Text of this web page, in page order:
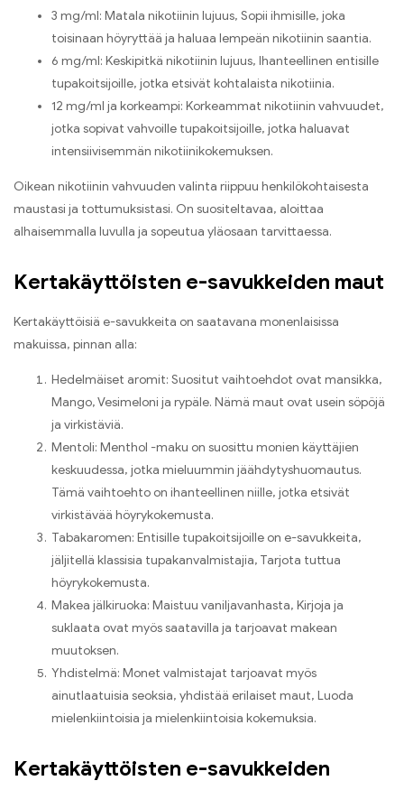
3 mg/ml: Matala nikotiinin lujuus, Sopii ihmisille, joka
toisinaan höyryttää ja haluaa lempeän nikotiinin saantia.
6 mg/ml: Keskipitkä nikotiinin lujuus, Ihanteellinen entisille
tupakoitsijoille, jotka etsivät kohtalaista nikotiinia.
12 mg/ml ja korkeampi: Korkeammat nikotiinin vahvuudet,
jotka sopivat vahvoille tupakoitsijoille, jotka haluavat
intensiivisemmän nikotiinikokemuksen.
Oikean nikotiinin vahvuuden valinta riippuu henkilökohtaisesta
maustasi ja tottumuksistasi. On suositeltavaa, aloittaa
alhaisemmalla luvulla ja sopeutua yläosaan tarvittaessa.
Kertakäyttöisten e-savukkeiden maut
Kertakäyttöisiä e-savukkeita on saatavana monenlaisissa
makuissa, pinnan alla:
Hedelmäiset aromit: Suositut vaihtoehdot ovat mansikka,
Mango, Vesimeloni ja rypäle. Nämä maut ovat usein söpöjä
ja virkistäviä.
Mentoli: Menthol -maku on suosittu monien käyttäjien
keskuudessa, jotka mieluummin jäähdytyshuomautus.
Tämä vaihtoehto on ihanteellinen niille, jotka etsivät
virkistävää höyrykokemusta.
Tabakaromen: Entisille tupakoitsijoille on e-savukkeita,
jäljitellä klassisia tupakanvalmistajia, Tarjota tuttua
höyrykokemusta.
Makea jälkiruoka: Maistuu vaniljavanhasta, Kirjoja ja
suklaata ovat myös saatavilla ja tarjoavat makean
muutoksen.
Yhdistelmä: Monet valmistajat tarjoavat myös
ainutlaatuisia seoksia, yhdistää erilaiset maut, Luoda
mielenkiintoisia ja mielenkiintoisia kokemuksia.
Kertakäyttöisten e-savukkeiden